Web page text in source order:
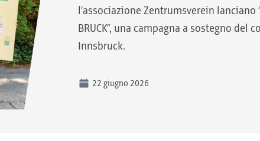
l’associazione Zentrumsverein lanciano
BRUCK”, una campagna a sostegno del
Innsbruck.
22 giugno 2026